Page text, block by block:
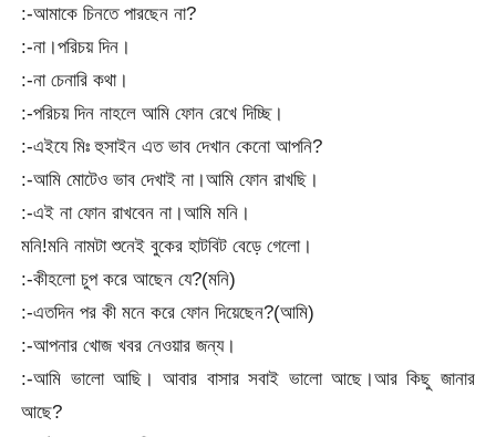
:-আমাকে চিনতে পারছেন না?
:-না।পরিচয় দিন।
:-না চেনারি কথা।
:-পরিচয় দিন নাহলে আমি ফোন রেখে দিচ্ছি।
:-এইযে মিঃ হুসাইন এত ভাব দেখান কেনো আপনি?
:-আমি মোটেও ভাব দেখাই না।আমি ফোন রাখছি।
:-এই না ফোন রাখবেন না।আমি মনি।
মনি!মনি নামটা শুনেই বুকের হাটবিট বেড়ে গেলো।
:-কীহলো চুপ করে আছেন যে?(মনি)
:-এতদিন পর কী মনে করে ফোন দিয়েছেন?(আমি)
:-আপনার খোজ খবর নেওয়ার জন্য।
:-আমি ভালো আছি। আবার বাসার সবাই ভালো আছে।আর কিছু জানার
আছে?